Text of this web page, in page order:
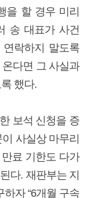
을 할 경우 미리
송 대표가 사건
락하지 말도록
다면 그 사실과
했다.
보석 신청을 증
사실상 마무리
료 기한도 다가
다. 재판부는 지
자 “6개월 구속